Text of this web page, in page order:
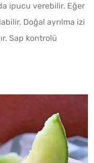
ipucu verebilir. Eğer
Doğal ayrılma izi
Sap kontrolü